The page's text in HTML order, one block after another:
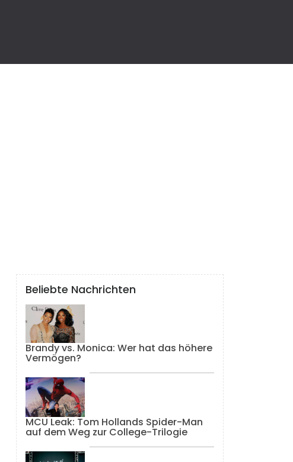
Beliebte Nachrichten
Brandy vs. Monica: Wer hat das höhere
Vermögen?
MCU Leak: Tom Hollands Spider-Man
auf dem Weg zur College-Trilogie